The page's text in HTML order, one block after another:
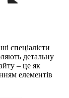
спеціалісти
детальну
– це як
елементів